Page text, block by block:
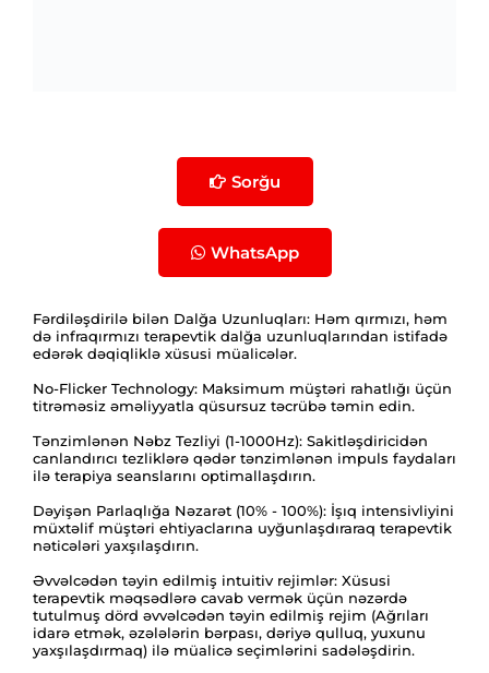
Sorğu
WhatsApp
Fərdiləşdirilə bilən Dalğa Uzunluqları: Həm qırmızı, həm
də infraqırmızı terapevtik dalğa uzunluqlarından istifadə
edərək dəqiqliklə xüsusi müalicələr.
No-Flicker Technology: Maksimum müştəri rahatlığı üçün
titrəməsiz əməliyyatla qüsursuz təcrübə təmin edin.
Tənzimlənən Nəbz Tezliyi (1-1000Hz): Sakitləşdiricidən
canlandırıcı tezliklərə qədər tənzimlənən impuls faydaları
ilə terapiya seanslarını optimallaşdırın.
Dəyişən Parlaqlığa Nəzarət (10% - 100%): İşıq intensivliyini
müxtəlif müştəri ehtiyaclarına uyğunlaşdıraraq terapevtik
nəticələri yaxşılaşdırın.
Əvvəlcədən təyin edilmiş intuitiv rejimlər: Xüsusi
terapevtik məqsədlərə cavab vermək üçün nəzərdə
tutulmuş dörd əvvəlcədən təyin edilmiş rejim (Ağrıları
idarə etmək, əzələlərin bərpası, dəriyə qulluq, yuxunu
yaxşılaşdırmaq) ilə müalicə seçimlərini sadələşdirin.